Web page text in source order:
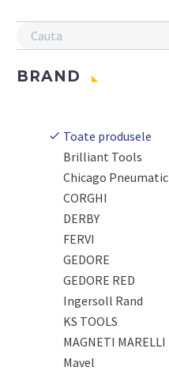
BRAND
Toate produsele
Brilliant Tools
Chicago Pneumatic
CORGHI
DERBY
FERVI
GEDORE
GEDORE RED
Ingersoll Rand
KS TOOLS
MAGNETI MARELLI
Mavel